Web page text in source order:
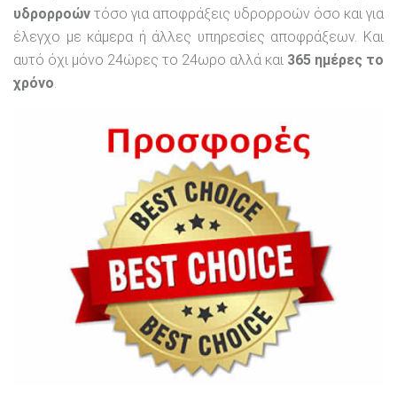
υδρορροών τόσο για αποφράξεις υδρορροών όσο και για
έλεγχο με κάμερα ή άλλες υπηρεσίες αποφράξεων. Και
αυτό όχι μόνο 24ώρες το 24ωρο αλλά και 365 ημέρες το
χρόνο